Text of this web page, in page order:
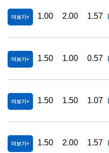
더보기 1.00 2.00 1.57
더보기 1.50 1.00 0.57
더보기 1.50 1.50 1.07
더보기 1.50 2.00 1.57